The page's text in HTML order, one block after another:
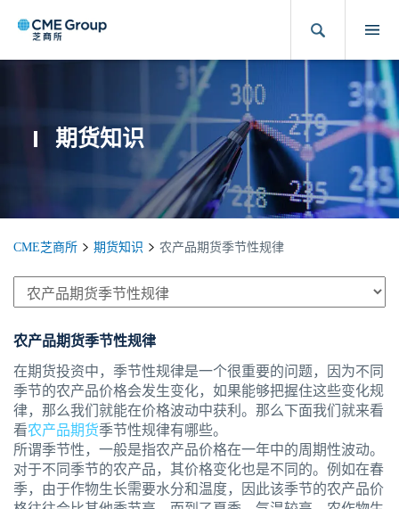
期货知识
CME芝商所 期货知识 农产品期货季节性规律
农产品期货季节性规律
在期货投资中，季节性规律是一个很重要的问题，因为不同
季节的农产品价格会发生变化，如果能够把握住这些变化规
律，那么我们就能在价格波动中获利。那么下面我们就来看
看农产品期货季节性规律有哪些。
所谓季节性，一般是指农产品价格在一年中的周期性波动。
对于不同季节的农产品，其价格变化也是不同的。例如在春
季，由于作物生长需要水分和温度，因此该季节的农产品价